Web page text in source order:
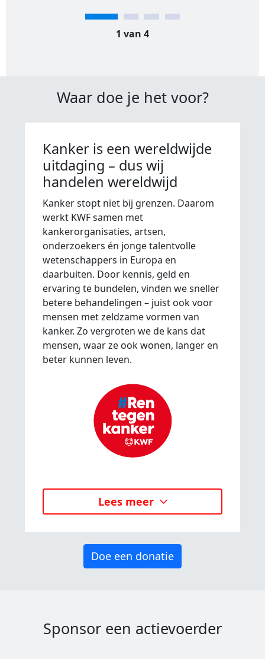
1 van 4
Waar doe je het voor?
Kanker is een wereldwijde
uitdaging – dus wij
handelen wereldwijd
Kanker stopt niet bij grenzen. Daarom
werkt KWF samen met
kankerorganisaties, artsen,
onderzoekers én jonge talentvolle
wetenschappers in Europa en
daarbuiten. Door kennis, geld en
ervaring te bundelen, vinden we sneller
betere behandelingen – juist ook voor
mensen met zeldzame vormen van
kanker. Zo vergroten we de kans dat
mensen, waar ze ook wonen, langer en
beter kunnen leven.
Lees meer
Doe een donatie
Sponsor een actievoerder